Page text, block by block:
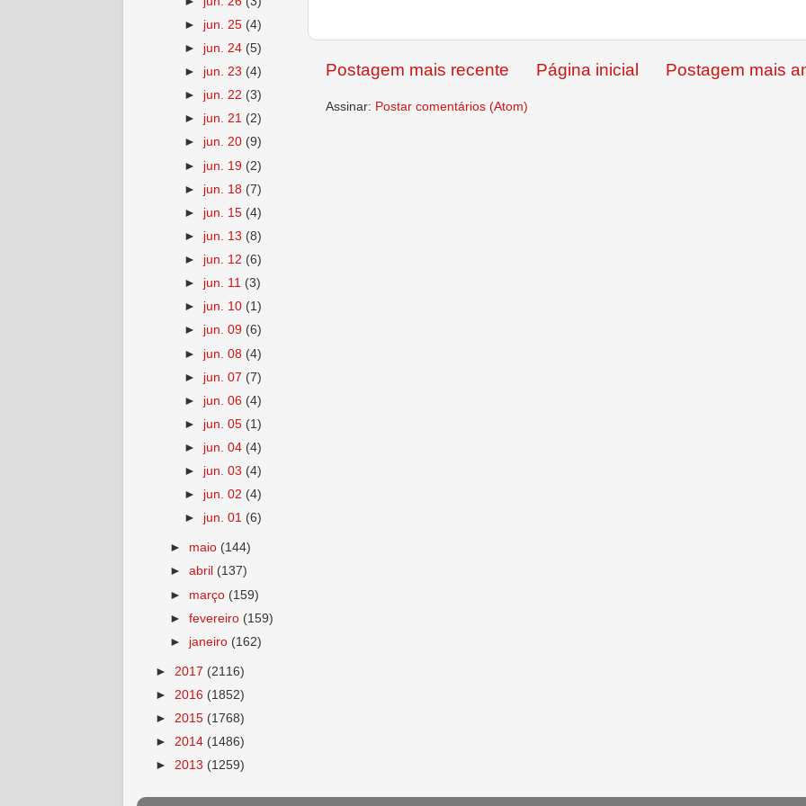
Postagem mais recente Postagem mais
Página inicial
Assinar: Postar comentários (Atom)
► jun. 25 (4)
► jun. 24 (5)
► jun. 23 (4)
► jun. 22 (3)
► jun. 21 (2)
► jun. 20 (9)
► jun. 19 (2)
► jun. 18 (7)
► jun. 15 (4)
► jun. 13 (8)
► jun. 12 (6)
► jun. 11 (3)
► jun. 10 (1)
► jun. 09 (6)
► jun. 08 (4)
► jun. 07 (7)
► jun. 06 (4)
► jun. 05 (1)
► jun. 04 (4)
► jun. 03 (4)
► jun. 02 (4)
► jun. 01 (6)
► maio (144)
►abril (137)
► março (159)
►fevereiro (159)
► janeiro (162)
► 2017 (2116)
► 2016 (1852)
► 2015 (1768)
► 2014 (1486)
► 2013 (1259)